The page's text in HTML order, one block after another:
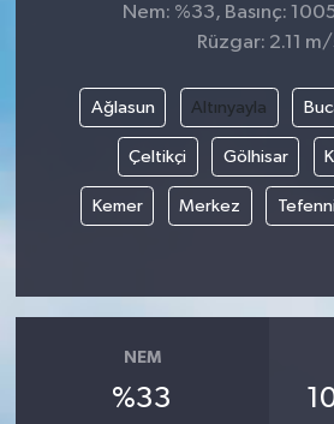
Nem: %33, Basınç:
Rüzgar: 2.11
Ağlasun Altınyayla
Çeltikçi Gölhisar
Kemer Merkez
NEM
%33